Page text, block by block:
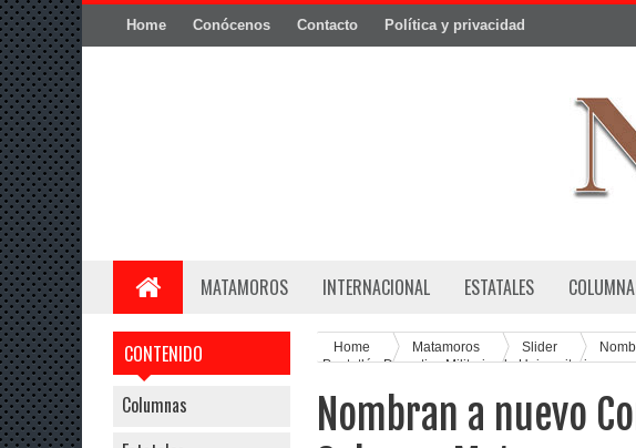
Home Conócenos Contacto Política y privacidad
MATAMOROS INTERNACIONAL ESTATALES
CONTENIDO
Columnas
Home Matamoros Slider
Pentatlón Deportivo Militarizado Universitario
Nombran a nuevo